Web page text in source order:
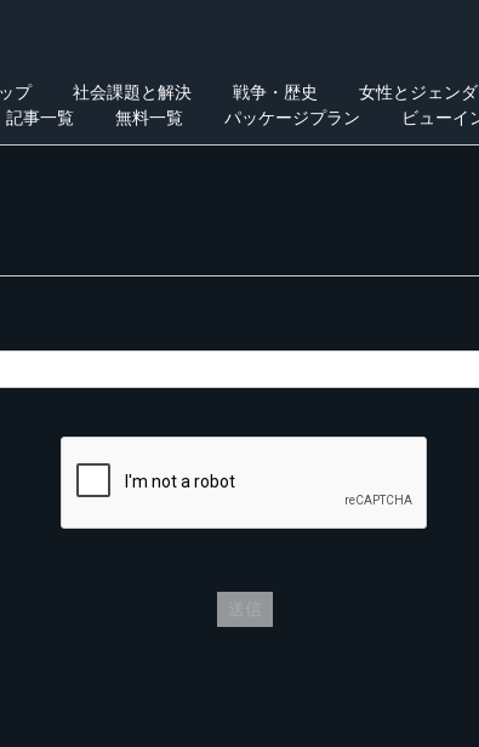
プ 社会課題と解決 戦争・歴史 女性とジェン
記事一覧 無料一覧 パッケージプラン ビューイ